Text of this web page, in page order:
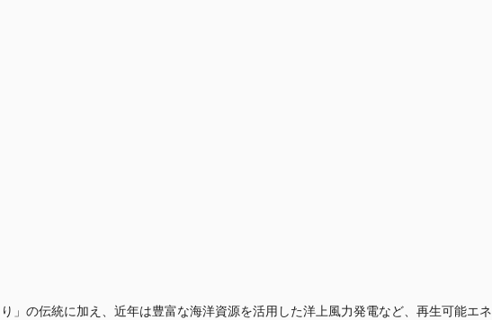
の伝統に加え、近年は豊富な海洋資源を活用した洋上風力発電など、再生可能エネ